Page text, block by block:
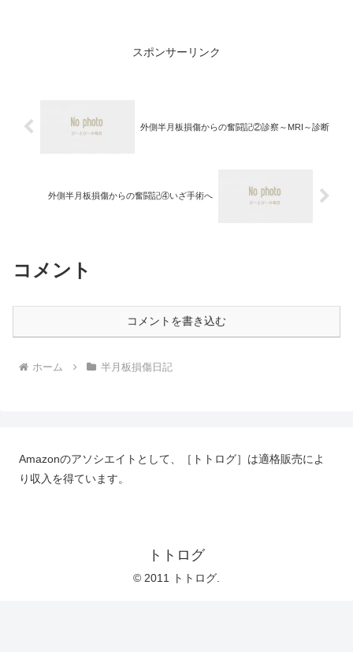
スポンサーリンク
外側半月板損傷からの奮闘記②診察～MRI～診断
外側半月板損傷からの奮闘記④いざ手術へ
コメント
コメントを書き込む
ホーム 半月板損傷日記
Amazonのアソシエイトとして、［トトログ］は適格販売によ
り収入を得ています。
トトログ
© 2011 トトログ.